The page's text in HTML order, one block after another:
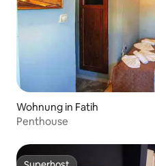
Wohnung in Fatih
Penthouse